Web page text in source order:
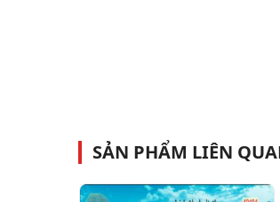
SẢN PHẨM LIÊN